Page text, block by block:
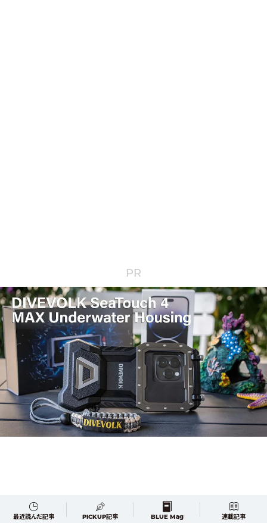
PR
最近読んだ記事 PICKUP記事 BLUE Mag 連載記事